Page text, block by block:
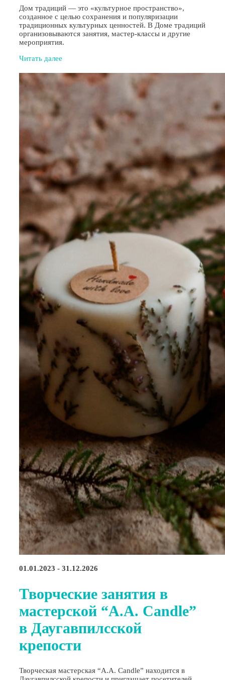
Дом традиций — это «культурное пространство»,
созданное с целью сохранения и популяризации
традиционных культурных ценностей. В Доме традиций
организовываются занятия, мастер-классы и другие
мероприятия.
Читать далее
01.01.2023 - 31.12.2026
Творческие занятия в
мастерской “A.A. Candle”
в Даугавпилсской
крепости
Творческая мастерская “A.A. Candle” находится в